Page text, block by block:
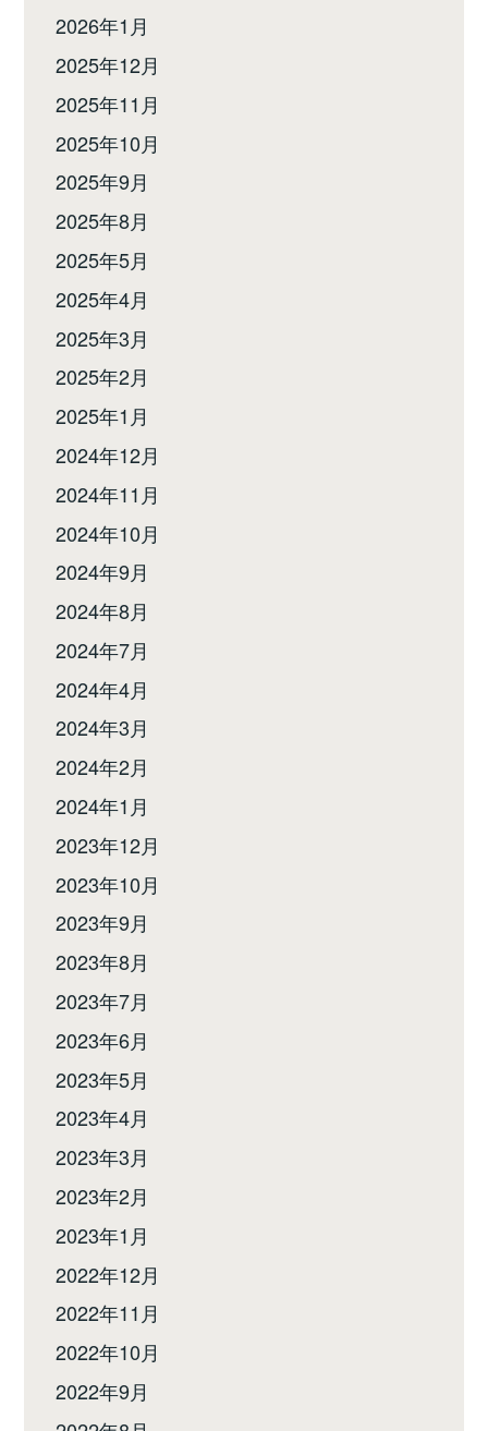
2026年1月
2025年12月
2025年11月
2025年10月
2025年9月
2025年8月
2025年5月
2025年4月
2025年3月
2025年2月
2025年1月
2024年12月
2024年11月
2024年10月
2024年9月
2024年8月
2024年7月
2024年4月
2024年3月
2024年2月
2024年1月
2023年12月
2023年10月
2023年9月
2023年8月
2023年7月
2023年6月
2023年5月
2023年4月
2023年3月
2023年2月
2023年1月
2022年12月
2022年11月
2022年10月
2022年9月